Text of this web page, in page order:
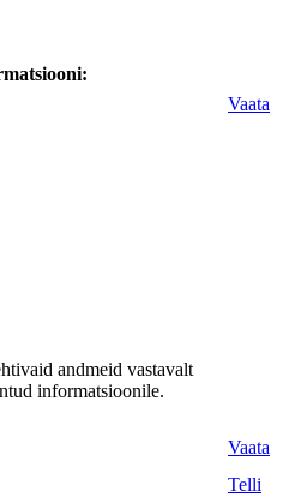
andmeid vastavalt
informatsioonile.
Vaata
Vaata
Telli